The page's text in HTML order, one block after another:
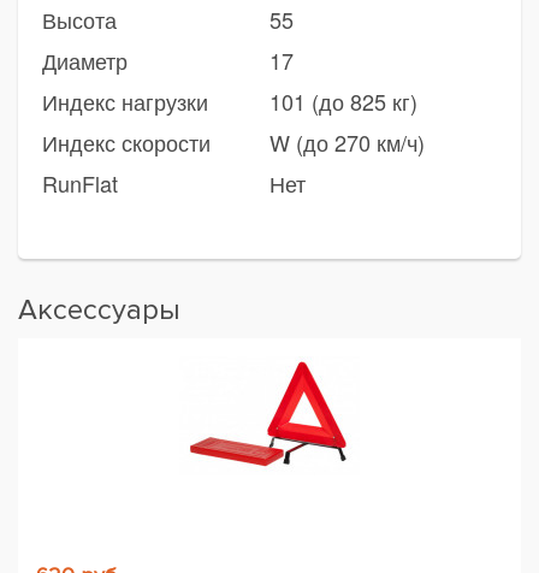
Высота
55
Диаметр
17
Индекс нагрузки
101 (до 825 кг)
Индекс скорости
W (до 270 км/ч)
RunFlat
Нет
Аксессуары